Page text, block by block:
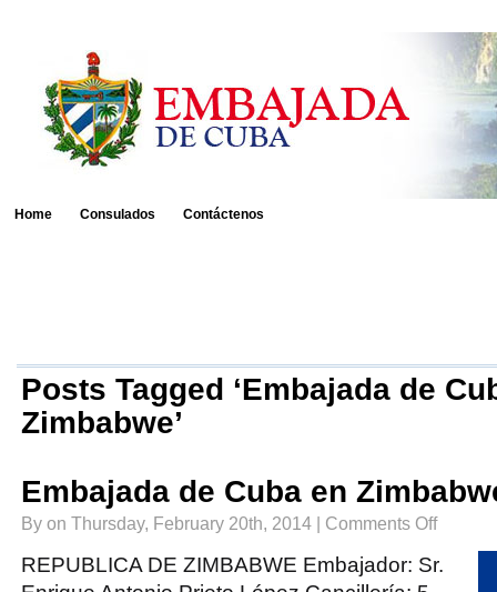
Home Consulados Contáctenos
Posts Tagged ‘Embajada de
Zimbabwe’
Embajada de Cuba en
By on Thursday, February 20th, 2014 | Comments Offon
en
REPUBLICA DE ZIMBABWE Embajador: Sr.